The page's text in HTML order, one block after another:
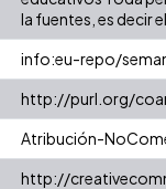
la fuentes, es decir
info:eu-repo/
http://purl.org/
Atribución-
http://